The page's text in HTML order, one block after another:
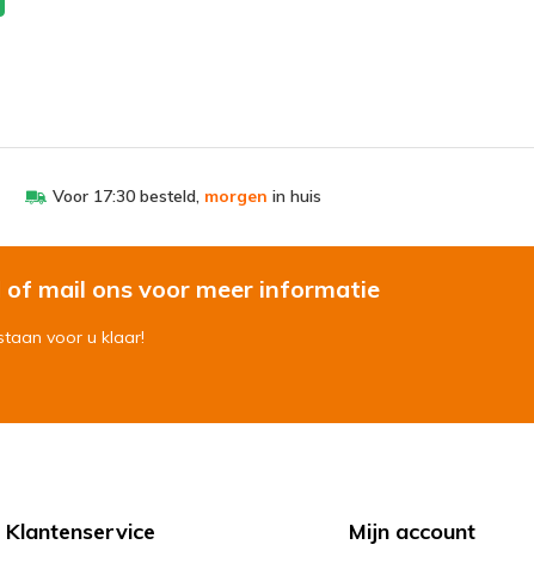
Voor 17:30 besteld, morgen in huis
of mail ons voor meer informatie
voor u klaar!
Klantenservice Mijn account